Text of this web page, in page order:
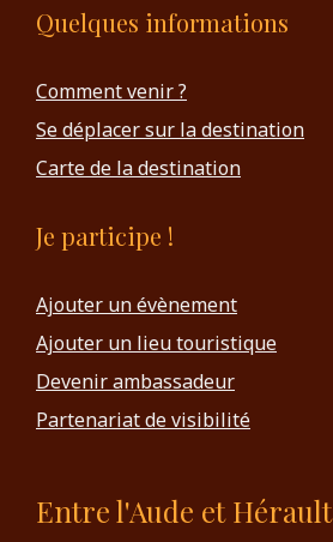
Quelques informations
Comment venir ?
Se déplacer sur la destination
Carte de la destination
Je participe !
Ajouter un évènement
Ajouter un lieu touristique
Devenir ambassadeur
Partenariat de visibilité
Entre l'Aude et Hérault